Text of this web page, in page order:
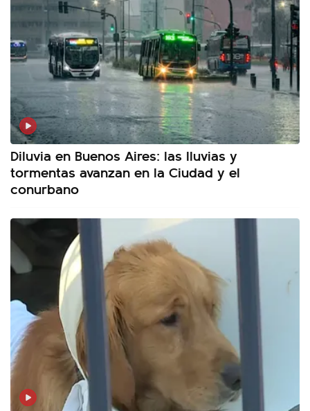
Diluvia en Buenos Aires: las lluvias y
tormentas avanzan en la Ciudad y el
conurbano